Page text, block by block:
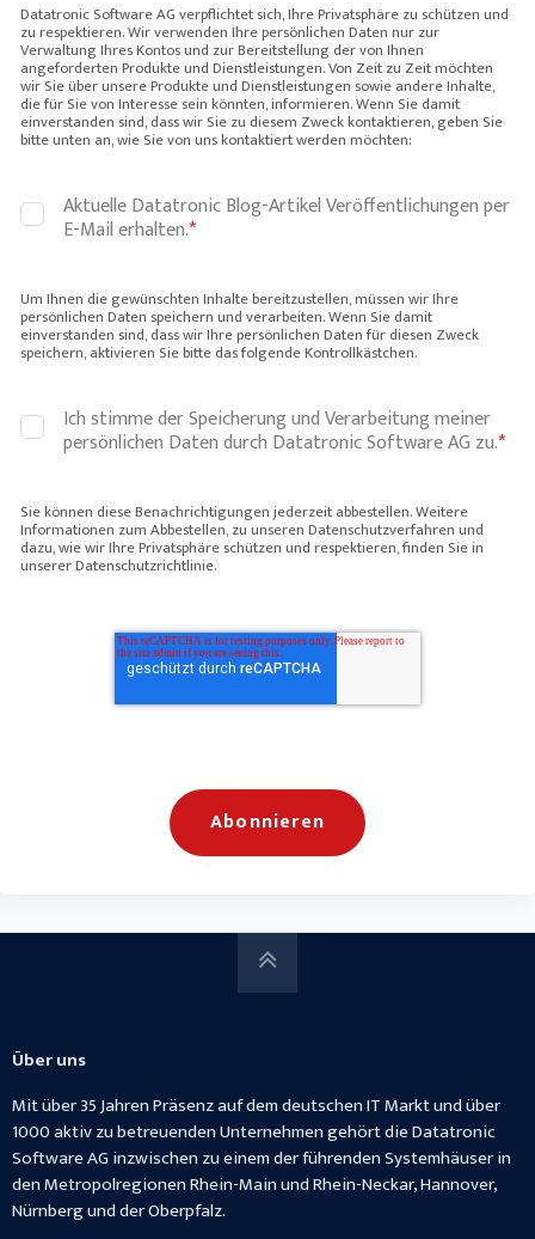
Datatronic Software AG verpflichtet sich, Ihre Privatsphäre zu schützen und
zu respektieren. Wir verwenden Ihre persönlichen Daten nur zur
Verwaltung Ihres Kontos und zur Bereitstellung der von Ihnen
angeforderten Produkte und Dienstleistungen. Von Zeit zu Zeit möchten
wir Sie über unsere Produkte und Dienstleistungen sowie andere Inhalte,
die für Sie von Interesse sein könnten, informieren. Wenn Sie damit
einverstanden sind, dass wir Sie zu diesem Zweck kontaktieren, geben Sie
bitte unten an, wie Sie von uns kontaktiert werden möchten:
Aktuelle Datatronic Blog-Artikel Veröffentlichungen per
E-Mail erhalten.*
Um Ihnen die gewünschten Inhalte bereitzustellen, müssen wir Ihre
persönlichen Daten speichern und verarbeiten. Wenn Sie damit
einverstanden sind, dass wir Ihre persönlichen Daten für diesen Zweck
speichern, aktivieren Sie bitte das folgende Kontrollkästchen.
Ich stimme der Speicherung und Verarbeitung meiner
persönlichen Daten durch Datatronic Software AG zu.*
Sie können diese Benachrichtigungen jederzeit abbestellen. Weitere
Informationen zum Abbestellen, zu unseren Datenschutzverfahren und
dazu, wie wir Ihre Privatsphäre schützen und respektieren, finden Sie in
unserer Datenschutzrichtlinie.
Über uns
Mit über 35 Jahren Präsenz auf dem deutschen IT Markt und über
1000 aktiv zu betreuenden Unternehmen gehört die Datatronic
Software AG inzwischen zu einem der führenden Systemhäuser in
den Metropolregionen Rhein-Main und Rhein-Neckar, Hannover,
Nürnberg und der Oberpfalz.